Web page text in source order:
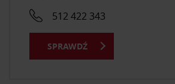
512 422 343
SPRAWDŹ